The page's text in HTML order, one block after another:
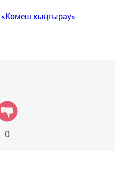
«Көмеш кыңгырау»
0